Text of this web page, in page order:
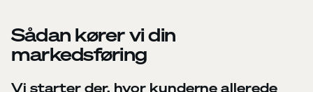
Sådan kører vi din
markedsføring
Vi starter der, hvor kunderne allerede